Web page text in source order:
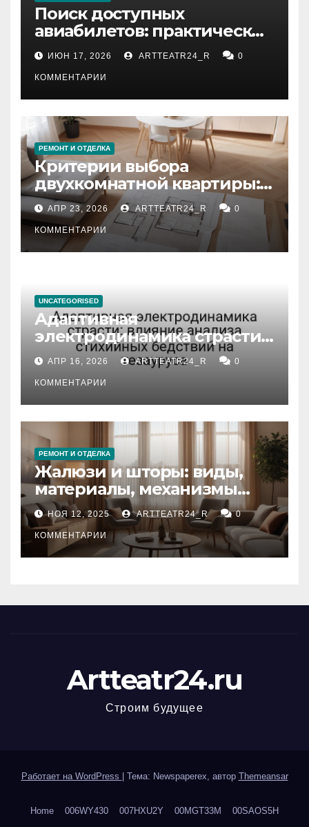
Поиск доступных
авиабилетов: практические
рекомендации
ИЮН 17, 2026 ARTTEATR24_R 0
КОММЕНТАРИИ
РЕМОНТ И ОТДЕЛКА
Критерии выбора
двухкомнатной квартиры:
планировка, площадь,
состояние и документация
АПР 23, 2026 ARTTEATR24_R 0
КОММЕНТАРИИ
UNCATEGORISED
Адаптивная
электродинамика страсти:
влияние анализа
стихийных бедствий на
тезауруса
АПР 16, 2026 ARTTEATR24_R 0
КОММЕНТАРИИ
РЕМОНТ И ОТДЕЛКА
Жалюзи и шторы: виды,
материалы, механизмы
управления и уход
НОЯ 12, 2025 ARTTEATR24_R 0
КОММЕНТАРИИ
Artteatr24.ru
Строим будущее
Работает на WordPress Тема: Newspaperex, автор Themeansar
Home 006WY430 007HXU2Y 00MGT33M 00SAOS5H